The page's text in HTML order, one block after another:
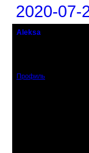
2020-07-
Aleksa
Профиль